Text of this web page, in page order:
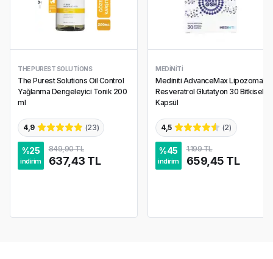
THE PUREST SOLUTIONS
The Purest Solutions Oil Control
Yağlanma Dengeleyici Tonik 200
ml
4,9 (23)
%25
indirim
849,90 TL
637,43 TL
MEDINITI
Mediniti AdvanceMax Lipozomal
Resveratrol Glutatyon 30 Bitkisel
Kapsül
4,5 (2)
%45
indirim
1.199 TL
659,45 TL